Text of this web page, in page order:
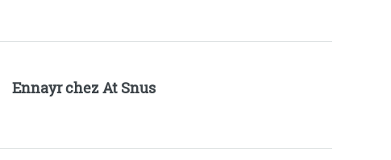
Ennayr chez At Snus